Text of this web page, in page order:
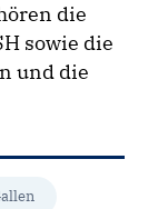
die
sowie die
und die